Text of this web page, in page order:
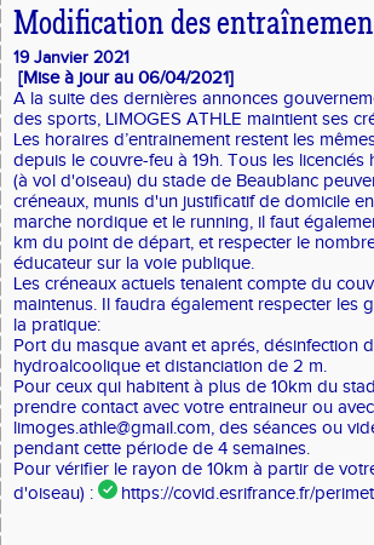
Modification des
19 Janvier 2021
[Mise à jour au 06/04/2021]
A la suite des dernières annonces
des sports, LIMOGES ATHLE maintient ses
Les horaires d’entrainement restent les
depuis le couvre-feu à 19h. Tous les licenciés
(à vol d'oiseau) du stade de Beaublanc
créneaux, munis d'un justificatif de domicile
marche nordique et le running, il faut
km du point de départ, et respecter le
éducateur sur la voie publique.
Les créneaux actuels tenaient compte du
maintenus. Il faudra également respecter les
la pratique:
Port du masque avant et aprés, désinfection
hydroalcoolique et distanciation de 2 m.
Pour ceux qui habitent à plus de 10km du
prendre contact avec votre entraineur ou
limoges.athle@gmail.com, des séances ou
pendant cette période de 4 semaines.
Pour vérifier le rayon de 10km à partir de
d'oiseau) :
https://covid.esrifrance.fr/